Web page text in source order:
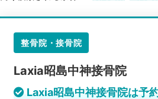
整骨院・接骨院
Laxia昭島中神接骨院
Laxia昭島中神接骨院は予